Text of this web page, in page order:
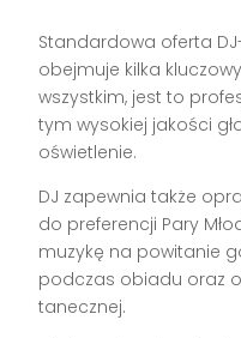
Standardowa oferta
obejmuje kilka
wszystkim, jest to
tym wysokiej jakości
oświetlenie.
DJ zapewnia także
do preferencji Pary
muzykę na powitanie
podczas obiadu oraz
tanecznej.